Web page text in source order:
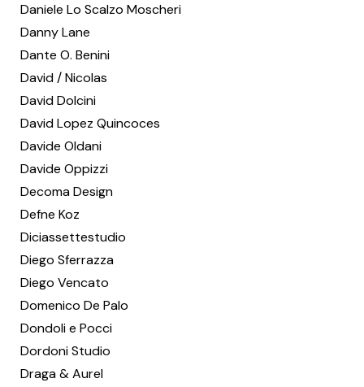
Daniele Lo Scalzo Moscheri
Danny Lane
Dante O. Benini
David / Nicolas
David Dolcini
David Lopez Quincoces
Davide Oldani
Davide Oppizzi
Decoma Design
Defne Koz
Diciassettestudio
Diego Sferrazza
Diego Vencato
Domenico De Palo
Dondoli e Pocci
Dordoni Studio
Draga & Aurel